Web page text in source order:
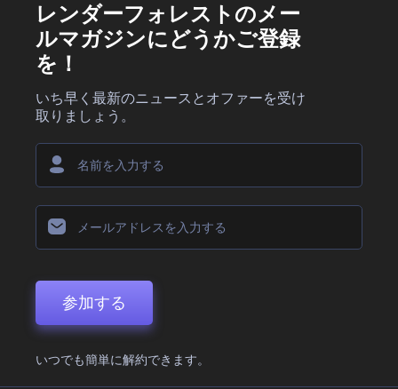
レンダーフォレストのメー
ルマガジンにどうかご登録
を！
いち早く最新のニュースとオファーを受け
取りましょう。
参加する
いつでも簡単に解約できます。